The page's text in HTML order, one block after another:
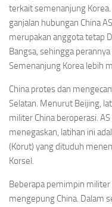
terkait semenanjung
ganjalan hubungan China
merupakan anggota tetap
Bangsa, sehingga
Semenanjung Korea lebih
China protes dan
Selatan. Menurut Beijing,
militer China beroperasi.
menegaskan, latihan ini
(Korut) yang dituduh
Korsel.
Beberapa pemimpin militer
mengepung China. Dalam